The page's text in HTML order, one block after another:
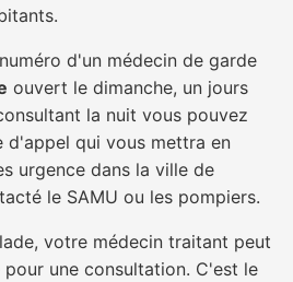
d'un médecin de garde
ouvert le dimanche, un jours
la nuit vous pouvez
qui vous mettra en
urgence dans la ville de
le SAMU ou les pompiers.
votre médecin traitant peut
une consultation. C'est le